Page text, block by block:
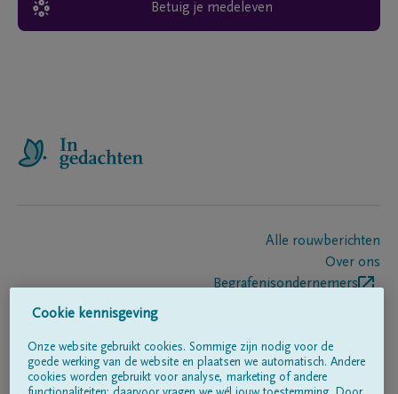
Betuig je medeleven
Alle rouwberichten
Over ons
Begrafenisondernemers
Volg ons op
Cookie kennisgeving
Onze website gebruikt cookies. Sommige zijn nodig voor de
goede werking van de website en plaatsen we automatisch. Andere
cookies worden gebruikt voor analyse, marketing of andere